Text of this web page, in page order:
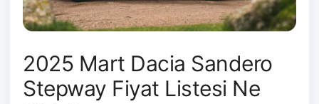
2025 Mart Dacia Sandero
Stepway Fiyat Listesi Ne